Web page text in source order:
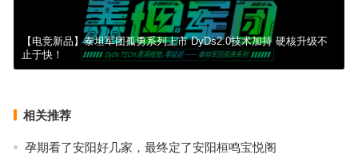
【电竞新品】泰坦军团孤勇系列上市 DyDs2.0技术加持 硬核升级不
止于快！
相关推荐
孕期看了安阳好几家，最终定了安阳桓鸣宝悦阁